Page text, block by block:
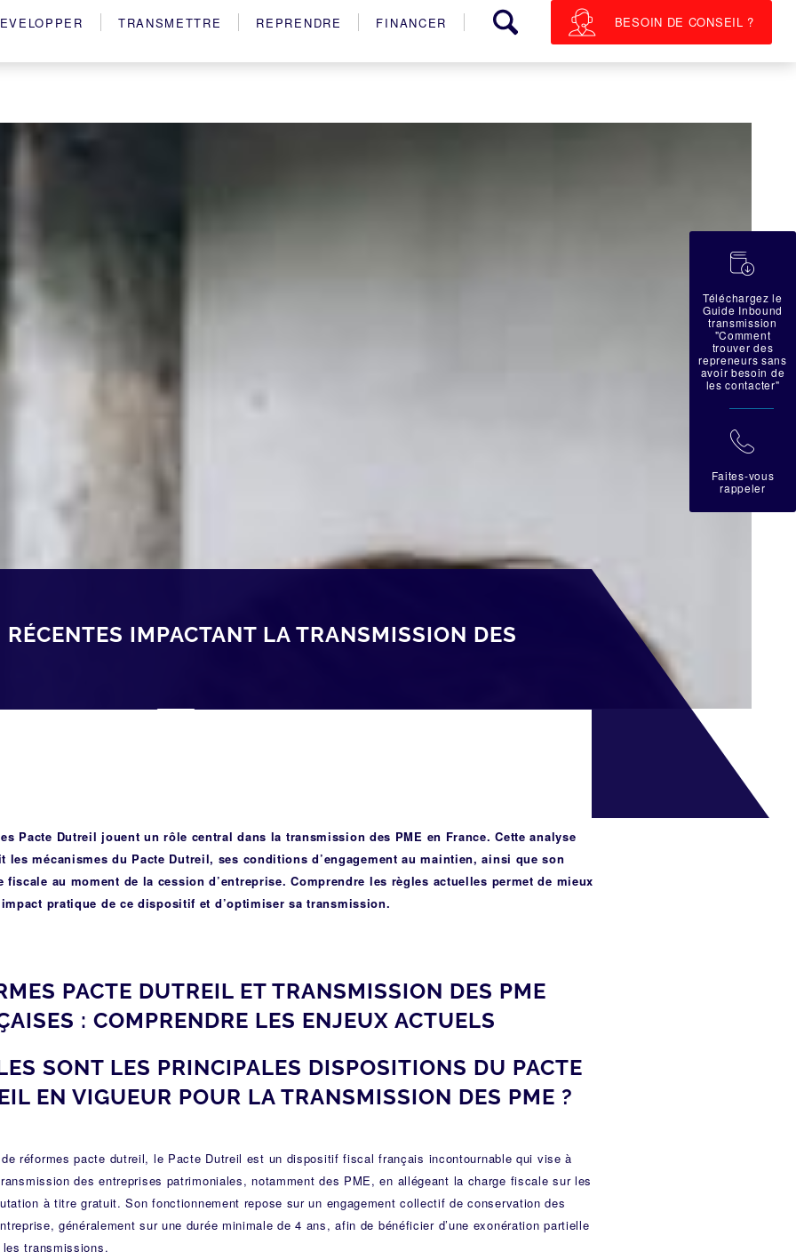
TRANSMETTRE REPRENDRE FINANCER BESOIN DE CONSEIL ?
IMPACTANT LA TRANSMISSION DES
Pacte Dutreil jouent un rôle central dans la transmission des PME en France. Cette analyse
les mécanismes du Pacte Dutreil, ses conditions d’engagement au maintien, ainsi que son
fiscale au moment de la cession d’entreprise. Comprendre les règles actuelles permet de mieux
pratique de ce dispositif et d’optimiser sa transmission.
PACTE DUTREIL ET TRANSMISSION DES PME
: COMPRENDRE LES ENJEUX ACTUELS
SONT LES PRINCIPALES DISPOSITIONS DU PACTE
EN VIGUEUR POUR LA TRANSMISSION DES PME ?
réformes pacte dutreil, le Pacte Dutreil est un dispositif fiscal français incontournable qui vise à
des entreprises patrimoniales, notamment des PME, en allégeant la charge fiscale sur les
à titre gratuit. Son fonctionnement repose sur un engagement collectif de conservation des
généralement sur une durée minimale de 4 ans, afin de bénéficier d’une exonération partielle
les transmissions.
蠟
Téléchargez le
Guide Inbound
transmission
"Comment
trouver des
repreneurs sans
avoir besoin de
les contacter"
拉
Faites-vous
rappeler